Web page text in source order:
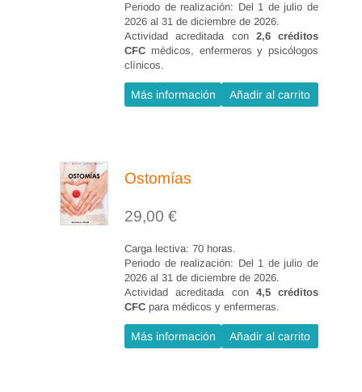
Periodo de realización: Del 1 de julio de
2026 al 31 de diciembre de 2026.
Actividad acreditada con 2,6 créditos
CFC médicos, enfermeros y psicólogos
clínicos.
Más información Añadir al carrito
Ostomías
29,00 €
Carga lectiva: 70 horas.
Periodo de realización: Del 1 de julio de
2026 al 31 de diciembre de 2026.
Actividad acreditada con 4,5 créditos
CFC para médicos y enfermeras.
Más información Añadir al carrito